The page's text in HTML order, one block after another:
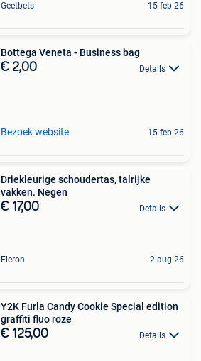
Geetbets 15 feb 26
Bottega Veneta - Business bag
€ 2,00 Details
Bezoek website 15 feb 26
Driekleurige schoudertas, talrijke
vakken. Negen
€ 17,00 Details
Fleron 2 aug 26
Y2K Furla Candy Cookie Special edition
graffiti fluo roze
€ 125,00 Details